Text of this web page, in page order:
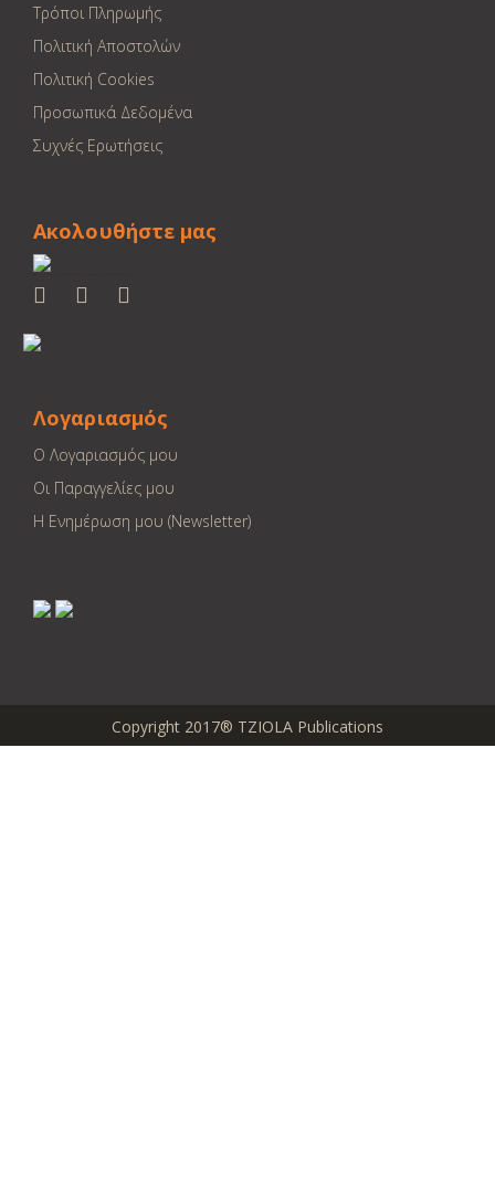
Τρόποι Πληρωμής
Πολιτική Αποστολών
Πολιτική Cookies
Προσωπικά Δεδομένα
Συχνές Ερωτήσεις
Ακολουθήστε μας
Λογαριασμός
Ο Λογαριασμός μου
Οι Παραγγελίες μου
Η Ενημέρωση μου (Newsletter)
Copyright 2017® TZIOLA Publications